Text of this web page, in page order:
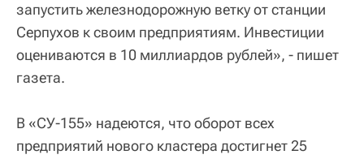
запустить железнодорожную ветку от станции
Серпухов к своим предприятиям. Инвестиции
оцениваются в 10 миллиардов рублей», - пишет
газета.
В «СУ-155» надеются, что оборот всех
предприятий нового кластера достигнет 25